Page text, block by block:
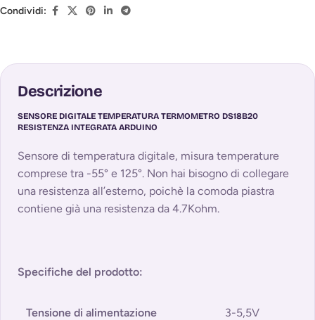
Condividi:
Descrizione
SENSORE DIGITALE TEMPERATURA TERMOMETRO DS18B20
RESISTENZA INTEGRATA ARDUINO
Sensore di temperatura digitale, misura temperature
comprese tra -55° e 125°. Non hai bisogno di collegare
una resistenza all’esterno, poichè la comoda piastra
contiene già una resistenza da 4.7Kohm.
Specifiche del prodotto:
Tensione di alimentazione 3-5,5V